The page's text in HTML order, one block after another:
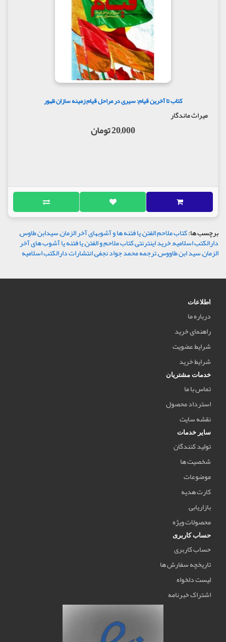
کتاب تا آخرین قیام: سیری در مراحل قیام زمینه سازان ظهور
میراث ماندگار
20,000 تومان
برچسب ها:کتاب ملاحم الفتن,یا فتنه ها و آشوبهای آخر الزمان,سیدابن طاوس,
دارالکتب اسلامیه,خرید اینترنتی کتاب ملاحم و الفتن,یا فتنه یا آشوب های آخر
الزمان,سید ابن طاووس,ترجمه محمد جواد نجفی,انتشارات دارالکتب اسلامیه
اطلاعات
درباره ما
راهنمای خرید
شرایط عضویت
شرایط خرید
خدمات مشتریان
تماس با ما
استرداد محصول
نقشه سایت
سایر خدمات
تولید کنندگان
شخصیت ها
موضوعات
کارت هدیه
بازاریابی
محصولات ویژه
حساب کاربری
حساب کاربری
تاریخچه سفارش ها
لیست دلخواه
اشتراک خبرنامه